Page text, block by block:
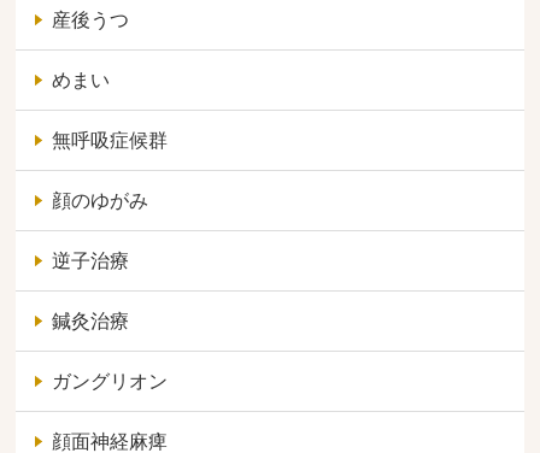
産後うつ
めまい
無呼吸症候群
顔のゆがみ
逆子治療
鍼灸治療
ガングリオン
顔面神経麻痺